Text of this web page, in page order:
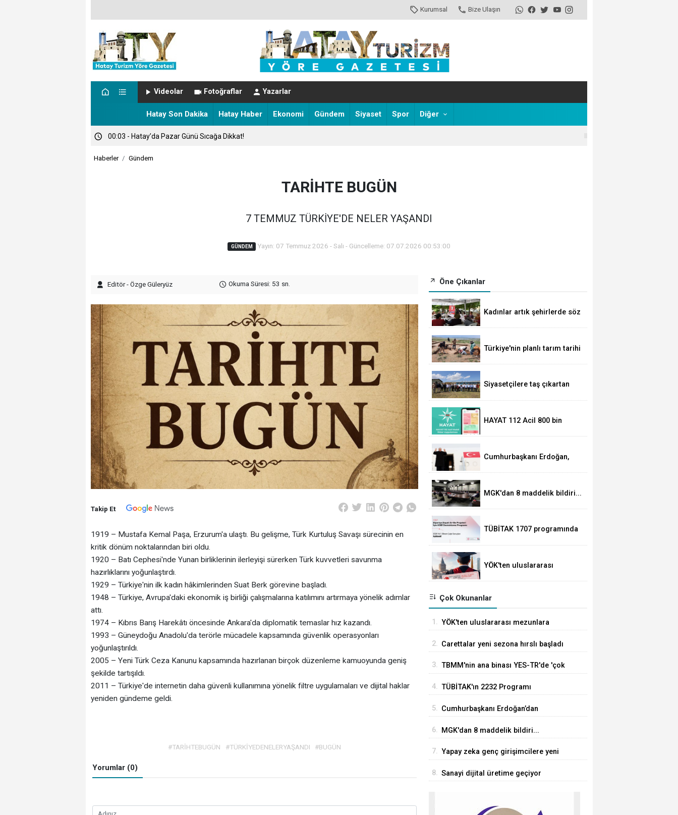
Kurumsal Bize Ulaşın
Videolar Fotoğraflar Yazarlar
Hatay Son Dakika Hatay Haber Ekonomi Gündem Siyaset Spor Diğer
00:14 - SON DAKİKA: ŞARKICI CANSEVER HAYATINI KAYBETTİ
00:12 - NÖBETÇİ ECZANELER
00:03 - Hatay’da Pazar Günü Sıcağa Dikkat!
Haberler Gündem
TARİHTE BUGÜN
7 TEMMUZ TÜRKİYE'DE NELER YAŞANDI
GÜNDEM Yayın: 07 Temmuz 2026 - Salı - Güncelleme: 07.07.2026 00:53:00
Editör - Özge Güleryüz Okuma Süresi: 53 sn.
Takip Et
1919 – Mustafa Kemal Paşa, Erzurum'a ulaştı. Bu gelişme, Türk Kurtuluş Savaşı sürecinin en
kritik dönüm noktalarından biri oldu.
1920 – Batı Cephesi'nde Yunan birliklerinin ilerleyişi sürerken Türk kuvvetleri savunma
hazırlıklarını yoğunlaştırdı.
1929 – Türkiye'nin ilk kadın hâkimlerinden Suat Berk görevine başladı.
1948 – Türkiye, Avrupa'daki ekonomik iş birliği çalışmalarına katılımını artırmaya yönelik adımlar
attı.
1974 – Kıbrıs Barış Harekâtı öncesinde Ankara'da diplomatik temaslar hız kazandı.
1993 – Güneydoğu Anadolu'da terörle mücadele kapsamında güvenlik operasyonları
yoğunlaştırıldı.
2005 – Yeni Türk Ceza Kanunu kapsamında hazırlanan birçok düzenleme kamuoyunda geniş
şekilde tartışıldı.
2011 – Türkiye'de internetin daha güvenli kullanımına yönelik filtre uygulamaları ve dijital haklar
yeniden gündeme geldi.
#TARİHTEBUGÜN #TÜRKİYEDENELERYAŞANDI #BUGÜN
Yorumlar (0)
Öne Çıkanlar
Kadınlar artık şehirlerde söz
Türkiye'nin planlı tarım tarihi
Siyasetçilere taş çıkartan
HAYAT 112 Acil 800 bin
Cumhurbaşkanı Erdoğan,
MGK'dan 8 maddelik bildiri...
güvenlik ve Gazze mesajı
TÜBİTAK 1707 programında
açıklandı
YÖK'ten uluslararası
Süre 2 yıla kadar
Çok Okunanlar
1. YÖK'ten uluslararası mezunlara
uzatılabilecek
2. Carettalar yeni sezona hırslı başladı
3. TBMM'nin ana binası YES-TR'de 'çok
4. TÜBİTAK'ın 2232 Programı
Türkiye'ye geliyor
5. Cumhurbaşkanı Erdoğan’dan
6. MGK'dan 8 maddelik bildiri...
ve Gazze mesajı
7. Yapay zeka genç girişimcilere yeni
8. Sanayi dijital üretime geçiyor